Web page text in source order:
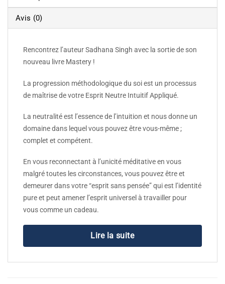
Avis (0)
Rencontrez l’auteur Sadhana Singh avec la sortie de son
nouveau livre Mastery !
La progression méthodologique du soi est un processus
de maîtrise de votre Esprit Neutre Intuitif Appliqué.
La neutralité est l’essence de l’intuition et nous donne un
domaine dans lequel vous pouvez être vous-même ;
complet et compétent.
En vous reconnectant à l’unicité méditative en vous
malgré toutes les circonstances, vous pouvez être et
demeurer dans votre “esprit sans pensée” qui est l’identité
pure et peut amener l’esprit universel à travailler pour
vous comme un cadeau.
Lire la suite